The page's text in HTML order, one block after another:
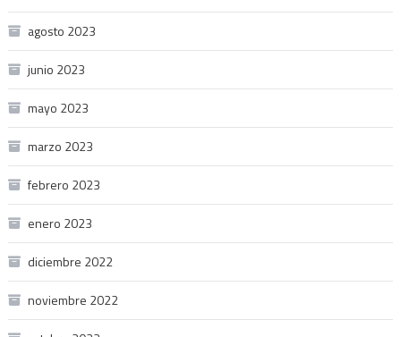
agosto 2023
junio 2023
mayo 2023
marzo 2023
febrero 2023
enero 2023
diciembre 2022
noviembre 2022